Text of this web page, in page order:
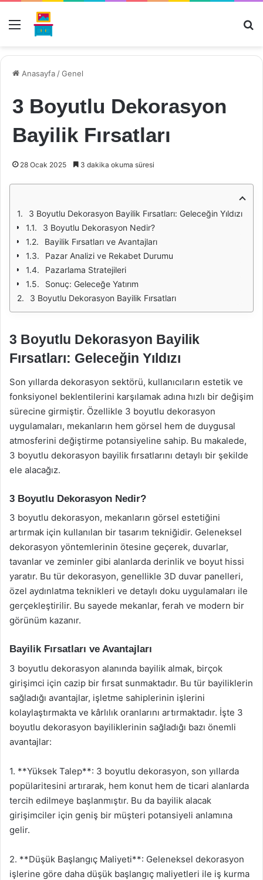
Menü
Anasayfa /Genel
3 Boyutlu Dekorasyon
Bayilik Fırsatları
28 Ocak 2025 3 dakika okuma süresi
3 Boyutlu Dekorasyon Bayilik Fırsatları: Geleceğin Yıldızı
3 Boyutlu Dekorasyon Nedir?
Bayilik Fırsatları ve Avantajları
Pazar Analizi ve Rekabet Durumu
Pazarlama Stratejileri
Sonuç: Geleceğe Yatırım
3 Boyutlu Dekorasyon Bayilik Fırsatları
3 Boyutlu Dekorasyon Bayilik
Fırsatları: Geleceğin Yıldızı
Son yıllarda dekorasyon sektörü, kullanıcıların estetik ve
fonksiyonel beklentilerini karşılamak adına hızlı bir değişim
sürecine girmiştir. Özellikle 3 boyutlu dekorasyon
uygulamaları, mekanların hem görsel hem de duygusal
atmosferini değiştirme potansiyeline sahip. Bu makalede,
3 boyutlu dekorasyon bayilik fırsatlarını detaylı bir şekilde
ele alacağız.
3 Boyutlu Dekorasyon Nedir?
3 boyutlu dekorasyon, mekanların görsel estetiğini
artırmak için kullanılan bir tasarım tekniğidir. Geleneksel
dekorasyon yöntemlerinin ötesine geçerek, duvarlar,
tavanlar ve zeminler gibi alanlarda derinlik ve boyut hissi
yaratır. Bu tür dekorasyon, genellikle 3D duvar panelleri,
özel aydınlatma teknikleri ve detaylı doku uygulamaları ile
gerçekleştirilir. Bu sayede mekanlar, ferah ve modern bir
görünüm kazanır.
Bayilik Fırsatları ve Avantajları
3 boyutlu dekorasyon alanında bayilik almak, birçok
girişimci için cazip bir fırsat sunmaktadır. Bu tür bayiliklerin
sağladığı avantajlar, işletme sahiplerinin işlerini
kolaylaştırmakta ve kârlılık oranlarını artırmaktadır. İşte 3
boyutlu dekorasyon bayiliklerinin sağladığı bazı önemli
avantajlar:
1. **Yüksek Talep**: 3 boyutlu dekorasyon, son yıllarda
popülaritesini artırarak, hem konut hem de ticari alanlarda
tercih edilmeye başlanmıştır. Bu da bayilik alacak
girişimciler için geniş bir müşteri potansiyeli anlamına
gelir.
2. **Düşük Başlangıç Maliyeti**: Geleneksel dekorasyon
işlerine göre daha düşük başlangıç maliyetleri ile iş kurma